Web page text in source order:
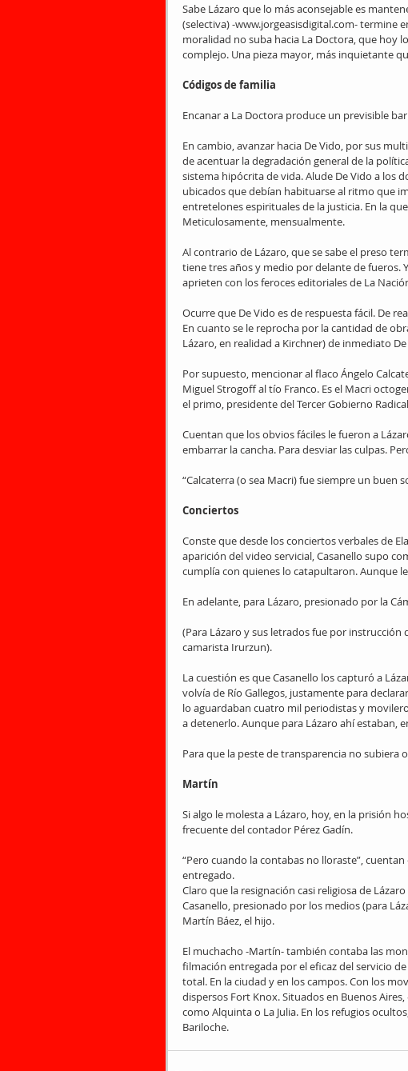
Sabe Lázaro que lo más aconsejable es
(selectiva) -www.jorgeasisdigital.com- termine
moralidad no suba hacia La Doctora, que hoy
complejo. Una pieza mayor, más inquietante
Códigos de familia
Encanar a La Doctora produce un previsible
En cambio, avanzar hacia De Vido, por sus
de acentuar la degradación general de la
sistema hipócrita de vida. Alude De Vido a los
ubicados que debían habituarse al ritmo que
entretelones espirituales de la justicia. En la
Meticulosamente, mensualmente.
Al contrario de Lázaro, que se sabe el preso
tiene tres años y medio por delante de fueros.
aprieten con los feroces editoriales de La
Ocurre que De Vido es de respuesta fácil. De
En cuanto se le reprocha por la cantidad de
Lázaro, en realidad a Kirchner) de inmediato
Por supuesto, mencionar al flaco Ángelo
Miguel Strogoff al tío Franco. Es el Macri
el primo, presidente del Tercer Gobierno
Cuentan que los obvios fáciles le fueron a
embarrar la cancha. Para desviar las culpas.
“Calcaterra (o sea Macri) fue siempre un buen
Conciertos
Conste que desde los conciertos verbales de
aparición del video servicial, Casanello supo
cumplía con quienes lo catapultaron. Aunque
En adelante, para Lázaro, presionado por la
(Para Lázaro y sus letrados fue por
camarista Irurzun).
La cuestión es que Casanello los capturó a
volvía de Río Gallegos, justamente para
lo aguardaban cuatro mil periodistas y
a detenerlo. Aunque para Lázaro ahí estaban,
Para que la peste de transparencia no subiera
Martín
Si algo le molesta a Lázaro, hoy, en la prisión
frecuente del contador Pérez Gadín.
“Pero cuando la contabas no lloraste”,
entregado.
Claro que la resignación casi religiosa de
Casanello, presionado por los medios (para
Martín Báez, el hijo.
El muchacho -Martín- también contaba las
filmación entregada por el eficaz del servicio
total. En la ciudad y en los campos. Con los
dispersos Fort Knox. Situados en Buenos
como Alquinta o La Julia. En los refugios
Bariloche.